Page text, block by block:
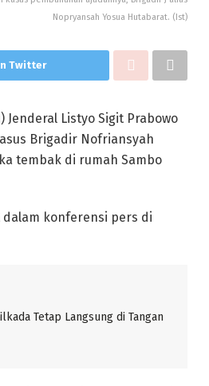
Nopryansah Yosua Hutabarat. (Ist)
Twitter
Listyo Sigit Prabowo
Brigadir Nofriansyah
tembak di rumah Sambo
dalam konferensi pers di
Tetap Langsung di Tangan